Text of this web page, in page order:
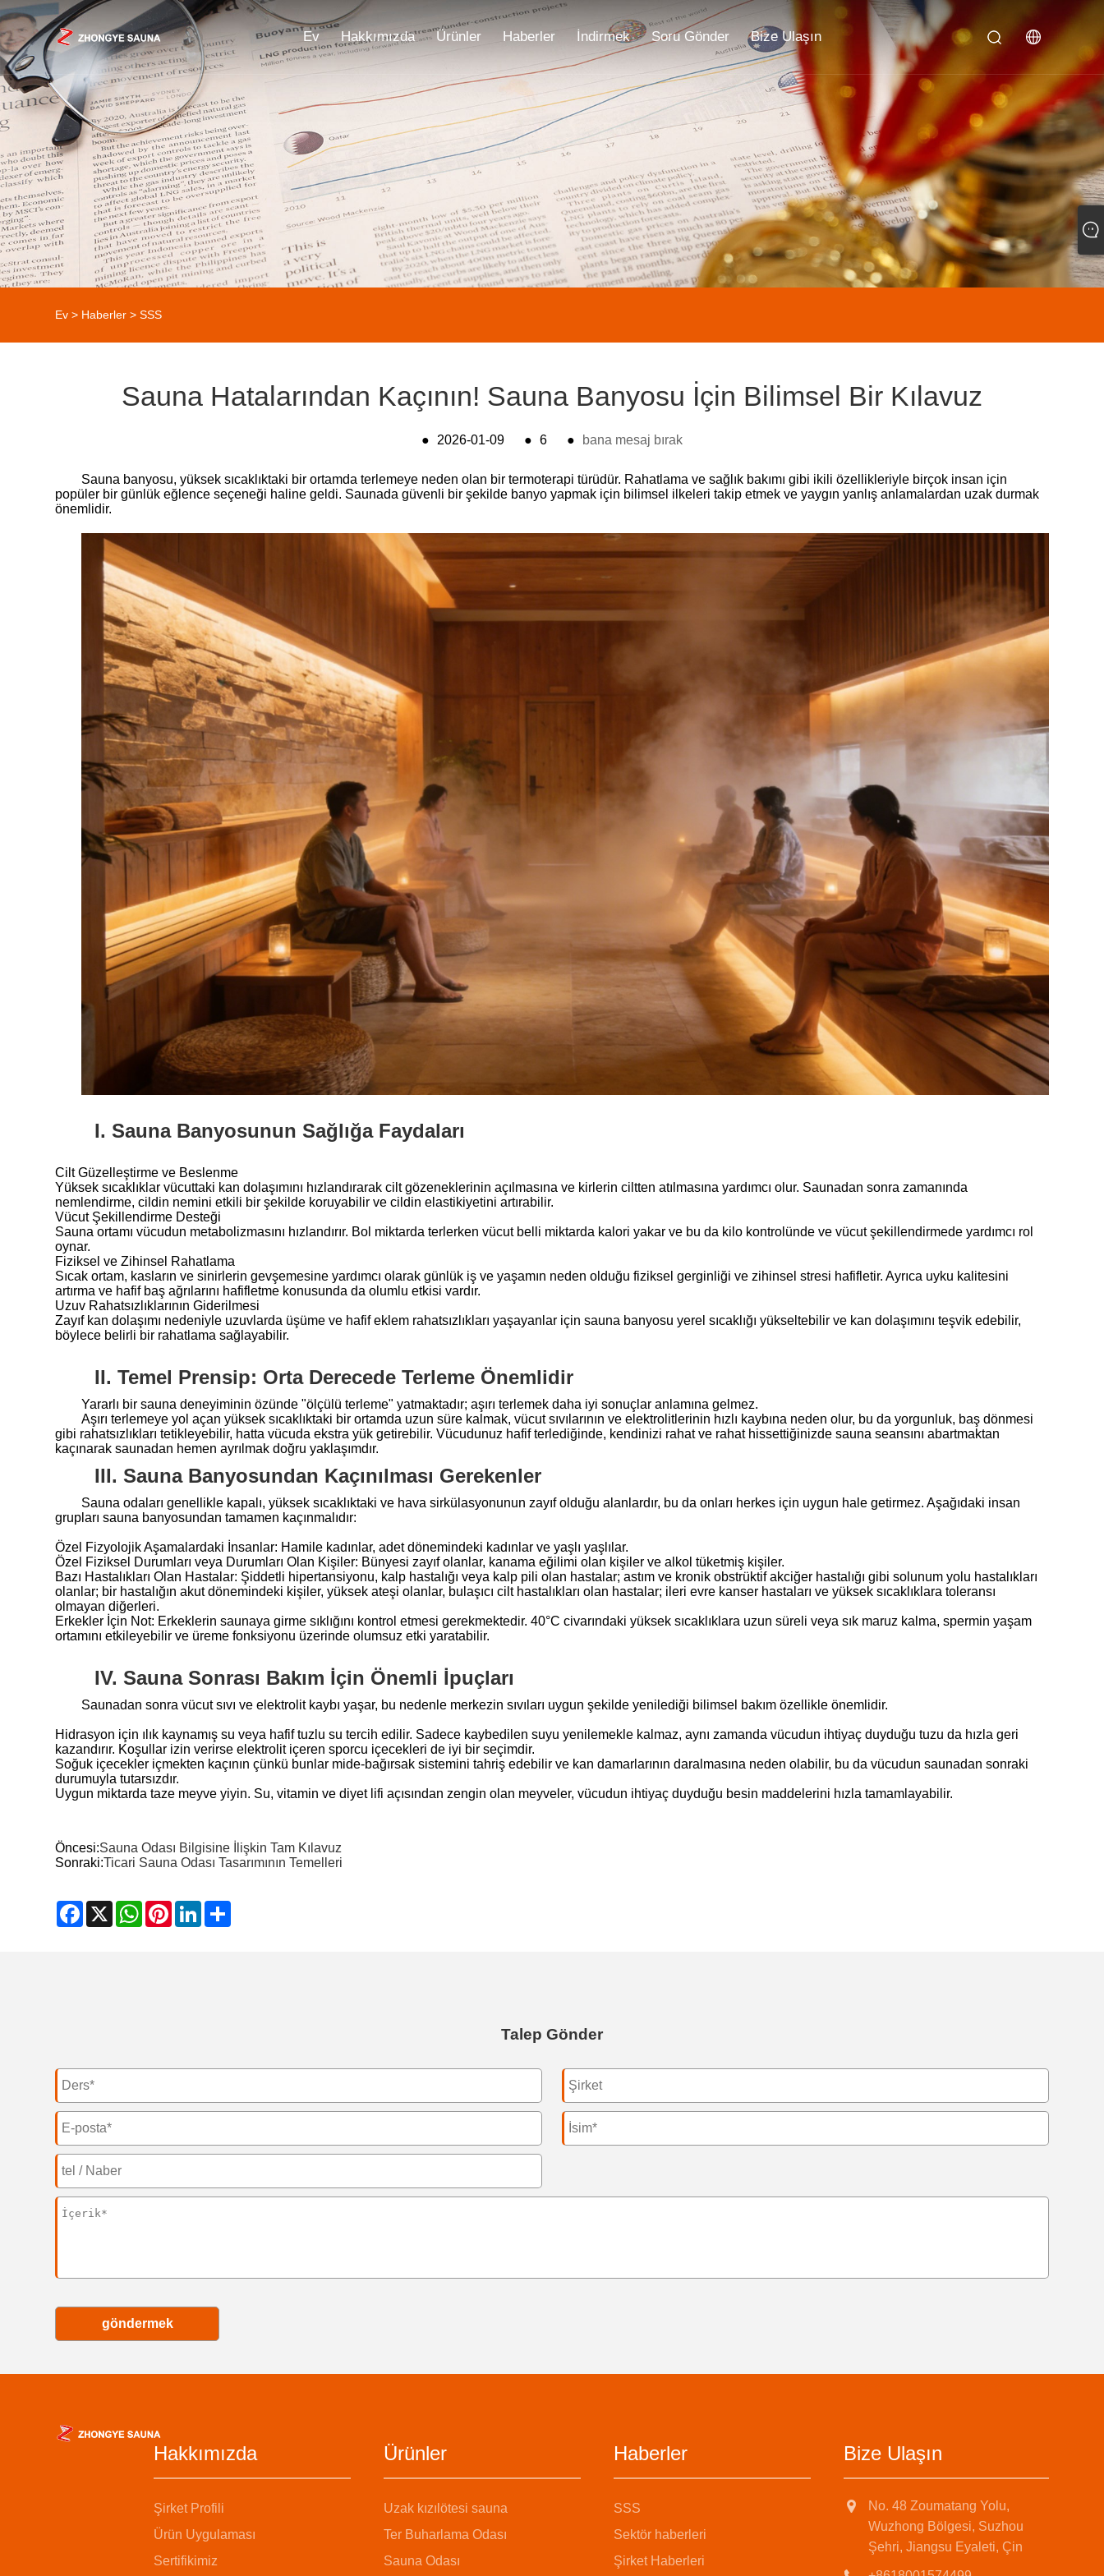
Ev Hakkımızda Ürünler Haberler İndirmek Soru Gönder Bize Ulaşın
Ev > Haberler >SSS
Sauna Hatalarından Kaçının! Sauna Banyosu İçin Bilimsel Bir Kılavuz
● 2026-01-09 ● 6 ● bana mesaj bırak
Sauna banyosu, yüksek sıcaklıktaki bir ortamda terlemeye neden olan bir termoterapi türüdür. Rahatlama ve sağlık bakımı gibi ikili özellikleriyle birçok insan için
popüler bir günlük eğlence seçeneği haline geldi. Saunada güvenli bir şekilde banyo yapmak için bilimsel ilkeleri takip etmek ve yaygın yanlış anlamalardan uzak durmak
önemlidir.
I. Sauna Banyosunun Sağlığa Faydaları
Cilt Güzelleştirme ve Beslenme
Yüksek sıcaklıklar vücuttaki kan dolaşımını hızlandırarak cilt gözeneklerinin açılmasına ve kirlerin ciltten atılmasına yardımcı olur. Saunadan sonra zamanında
nemlendirme, cildin nemini etkili bir şekilde koruyabilir ve cildin elastikiyetini artırabilir.
Vücut Şekillendirme Desteği
Sauna ortamı vücudun metabolizmasını hızlandırır. Bol miktarda terlerken vücut belli miktarda kalori yakar ve bu da kilo kontrolünde ve vücut şekillendirmede yardımcı rol
oynar.
Fiziksel ve Zihinsel Rahatlama
Sıcak ortam, kasların ve sinirlerin gevşemesine yardımcı olarak günlük iş ve yaşamın neden olduğu fiziksel gerginliği ve zihinsel stresi hafifletir. Ayrıca uyku kalitesini
artırma ve hafif baş ağrılarını hafifletme konusunda da olumlu etkisi vardır.
Uzuv Rahatsızlıklarının Giderilmesi
Zayıf kan dolaşımı nedeniyle uzuvlarda üşüme ve hafif eklem rahatsızlıkları yaşayanlar için sauna banyosu yerel sıcaklığı yükseltebilir ve kan dolaşımını teşvik edebilir,
böylece belirli bir rahatlama sağlayabilir.
II. Temel Prensip: Orta Derecede Terleme Önemlidir
Yararlı bir sauna deneyiminin özünde "ölçülü terleme" yatmaktadır; aşırı terlemek daha iyi sonuçlar anlamına gelmez.
Aşırı terlemeye yol açan yüksek sıcaklıktaki bir ortamda uzun süre kalmak, vücut sıvılarının ve elektrolitlerinin hızlı kaybına neden olur, bu da yorgunluk, baş dönmesi
gibi rahatsızlıkları tetikleyebilir, hatta vücuda ekstra yük getirebilir. Vücudunuz hafif terlediğinde, kendinizi rahat ve rahat hissettiğinizde sauna seansını abartmaktan
kaçınarak saunadan hemen ayrılmak doğru yaklaşımdır.
III. Sauna Banyosundan Kaçınılması Gerekenler
Sauna odaları genellikle kapalı, yüksek sıcaklıktaki ve hava sirkülasyonunun zayıf olduğu alanlardır, bu da onları herkes için uygun hale getirmez. Aşağıdaki insan
grupları sauna banyosundan tamamen kaçınmalıdır:
Özel Fizyolojik Aşamalardaki İnsanlar: Hamile kadınlar, adet dönemindeki kadınlar ve yaşlı yaşlılar.
Özel Fiziksel Durumları veya Durumları Olan Kişiler: Bünyesi zayıf olanlar, kanama eğilimi olan kişiler ve alkol tüketmiş kişiler.
Bazı Hastalıkları Olan Hastalar: Şiddetli hipertansiyonu, kalp hastalığı veya kalp pili olan hastalar; astım ve kronik obstrüktif akciğer hastalığı gibi solunum yolu hastalıkları
olanlar; bir hastalığın akut dönemindeki kişiler, yüksek ateşi olanlar, bulaşıcı cilt hastalıkları olan hastalar; ileri evre kanser hastaları ve yüksek sıcaklıklara toleransı
olmayan diğerleri.
Erkekler İçin Not: Erkeklerin saunaya girme sıklığını kontrol etmesi gerekmektedir. 40°C civarındaki yüksek sıcaklıklara uzun süreli veya sık maruz kalma, spermin yaşam
ortamını etkileyebilir ve üreme fonksiyonu üzerinde olumsuz etki yaratabilir.
IV. Sauna Sonrası Bakım İçin Önemli İpuçları
Saunadan sonra vücut sıvı ve elektrolit kaybı yaşar, bu nedenle merkezin sıvıları uygun şekilde yenilediği bilimsel bakım özellikle önemlidir.
Hidrasyon için ılık kaynamış su veya hafif tuzlu su tercih edilir. Sadece kaybedilen suyu yenilemekle kalmaz, aynı zamanda vücudun ihtiyaç duyduğu tuzu da hızla geri
kazandırır. Koşullar izin verirse elektrolit içeren sporcu içecekleri de iyi bir seçimdir.
Soğuk içecekler içmekten kaçının çünkü bunlar mide-bağırsak sistemini tahriş edebilir ve kan damarlarının daralmasına neden olabilir, bu da vücudun saunadan sonraki
durumuyla tutarsızdır.
Uygun miktarda taze meyve yiyin. Su, vitamin ve diyet lifi açısından zengin olan meyveler, vücudun ihtiyaç duyduğu besin maddelerini hızla tamamlayabilir.
Öncesi:Sauna Odası Bilgisine İlişkin Tam Kılavuz
Sonraki:Ticari Sauna Odası Tasarımının Temelleri
Facebook
X WhatsApp
PinterestLinkedIn
Talep Gönder
göndermek
Hakkımızda
Şirket Profili
Ürün Uygulaması
Sertifikimiz
Ürünler
Uzak kızılötesi sauna
Ter Buharlama Odası
Sauna Odası
Haberler
SSS
Sektör haberleri
Şirket Haberleri
Bize Ulaşın
No. 48 Zoumatang Yolu,
Wuzhong Bölgesi, Suzhou
Şehri, Jiangsu Eyaleti, Çin